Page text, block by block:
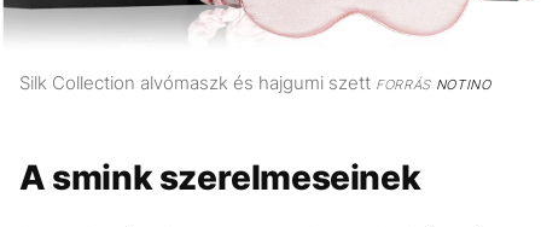
Silk Collection alvómaszk és hajgumi szett FORRÁSNOTINO
A smink szerelmeseinek